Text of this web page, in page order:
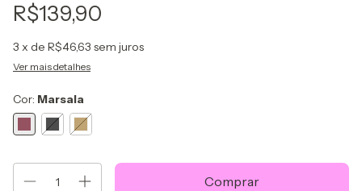
R$139,90
3 x de R$46,63 sem juros
Ver mais detalhes
Cor: Marsala